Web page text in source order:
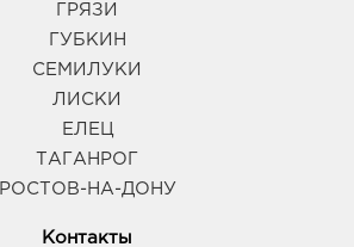
ГРЯЗИ
ГУБКИН
СЕМИЛУКИ
ЛИСКИ
ЕЛЕЦ
ТАГАНРОГ
РОСТОВ-НА-ДОНУ
Контакты